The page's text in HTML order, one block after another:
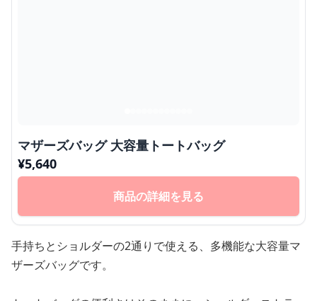
マザーズバッグ 大容量トートバッグ
¥5,640
商品の詳細を見る
手持ちとショルダーの2通りで使える、多機能な大容量マ
ザーズバッグです。